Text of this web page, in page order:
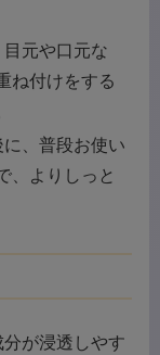
目元や口元な
ね付けをする
、普段お使い
、よりしっと
が浸透しやす